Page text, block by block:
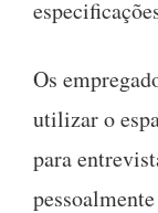
Os
utilizar o
para